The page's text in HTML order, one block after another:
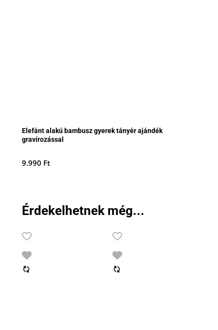
Elefánt alakú bambusz gyerek tányér ajándék
gravírozással
9.990 Ft
Érdekelhetnek még...